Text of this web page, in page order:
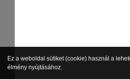
Ez a weboldal sütiket (cookie) használ a
élmény nyújtásához.